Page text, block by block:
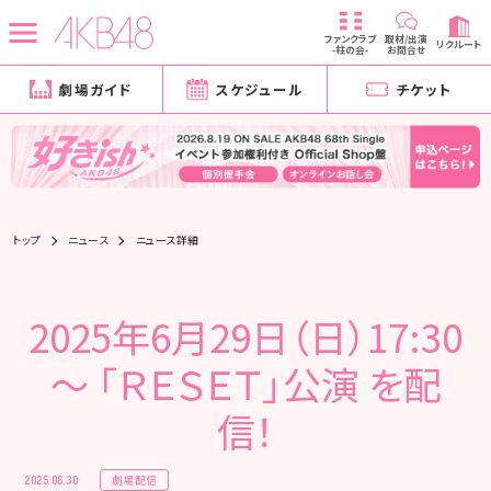
ファンクラブ
-柱の会-
取材/出演
お問合せ リクルート
劇場ガイド スケジュール チケット
トップ ニュース ニュース詳細
2025年6月29日（日）17:30
～ 「ＲＥＳＥＴ」公演 を配
信！
2025.06.30 劇場配信